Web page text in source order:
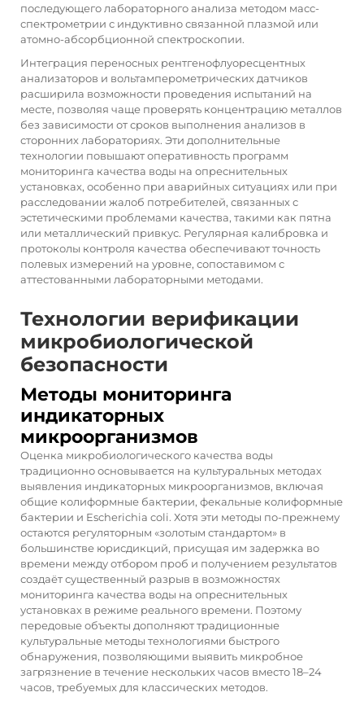
последующего лабораторного анализа методом масс-
спектрометрии с индуктивно связанной плазмой или
атомно-абсорбционной спектроскопии.
Интеграция переносных рентгенофлуоресцентных
анализаторов и вольтамперометрических датчиков
расширила возможности проведения испытаний на
месте, позволяя чаще проверять концентрацию металлов
без зависимости от сроков выполнения анализов в
сторонних лабораториях. Эти дополнительные
технологии повышают оперативность программ
мониторинга качества воды на опреснительных
установках, особенно при аварийных ситуациях или при
расследовании жалоб потребителей, связанных с
эстетическими проблемами качества, такими как пятна
или металлический привкус. Регулярная калибровка и
протоколы контроля качества обеспечивают точность
полевых измерений на уровне, сопоставимом с
аттестованными лабораторными методами.
Технологии верификации
микробиологической
безопасности
Методы мониторинга
индикаторных
микроорганизмов
Оценка микробиологического качества воды
традиционно основывается на культуральных методах
выявления индикаторных микроорганизмов, включая
общие колиформные бактерии, фекальные колиформные
бактерии и Escherichia coli. Хотя эти методы по-прежнему
остаются регуляторным «золотым стандартом» в
большинстве юрисдикций, присущая им задержка во
времени между отбором проб и получением результатов
создаёт существенный разрыв в возможностях
мониторинга качества воды на опреснительных
установках в режиме реального времени. Поэтому
передовые объекты дополняют традиционные
культуральные методы технологиями быстрого
обнаружения, позволяющими выявить микробное
загрязнение в течение нескольких часов вместо 18–24
часов, требуемых для классических методов.